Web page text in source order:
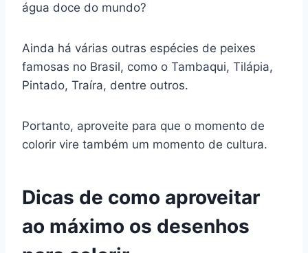
água doce do mundo?
Ainda há várias outras espécies de peixes
famosas no Brasil, como o Tambaqui, Tilápia,
Pintado, Traíra, dentre outros.
Portanto, aproveite para que o momento de
colorir vire também um momento de cultura.
Dicas de como aproveitar
ao máximo os desenhos